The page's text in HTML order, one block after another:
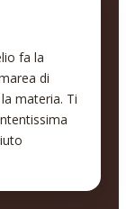
inoltre
da
che si fa!
si
per
aggiungere
fa la
di
materia. Ti